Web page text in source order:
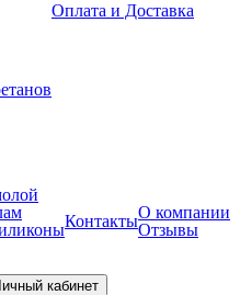
Оплата и Доставка
КонтактыО компании
Отзывы
кабинет